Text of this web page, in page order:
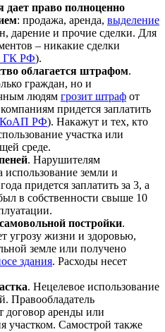
дает право полноценно
: продажа, аренда, выделение
дарение и прочие сделки. Для
– никакие сделки
ГК РФ).
облагается штрафом.
граждан, но и
людям грозит штраф от
придется заплатить
КоАП РФ). Накажут и тех, кто
участка или
среде.
. Нарушителям
земли и
придется заплатить за 3, а
в собственности свыше 10
постройки.
угрозу жизни и здоровью,
земле или получено
здания. Расходы несет
. Нецелевое использование
Правообладатель
договор аренды или
участком. Самострой также